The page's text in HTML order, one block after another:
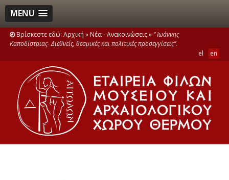
MENU
Βρίσκεστε εδώ: Αρχική » Νέα - Ανακοινώσεις»‘’ Ιωάννης
Καποδίστριας- Διεθνείς, θεσμικές και πολιτικές προσεγγίσεις’’.
el
en